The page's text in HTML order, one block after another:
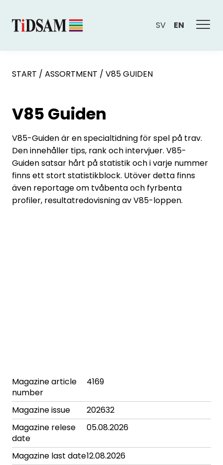
SV EN
START / ASSORTMENT / V85 GUIDEN
V85 Guiden
V85-Guiden är en specialtidning för spel på trav.
Den innehåller tips, rank och intervjuer. V85-
Guiden satsar hårt på statistik och i varje nummer
finns ett stort statistikblock. Utöver detta finns
även reportage om tvåbenta och fyrbenta
profiler, resultatredovisning av V85-loppen.
Magazine article
number
4169
Magazine issue
202632
Magazine relese
date
05.08.2026
Magazine last date12.08.2026